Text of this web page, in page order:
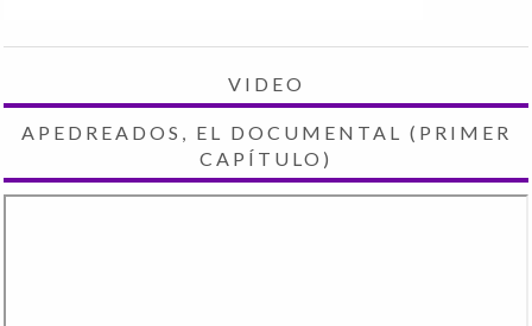
VIDEO
APEDREADOS, EL DOCUMENTAL (PRIMER
CAPÍTULO)